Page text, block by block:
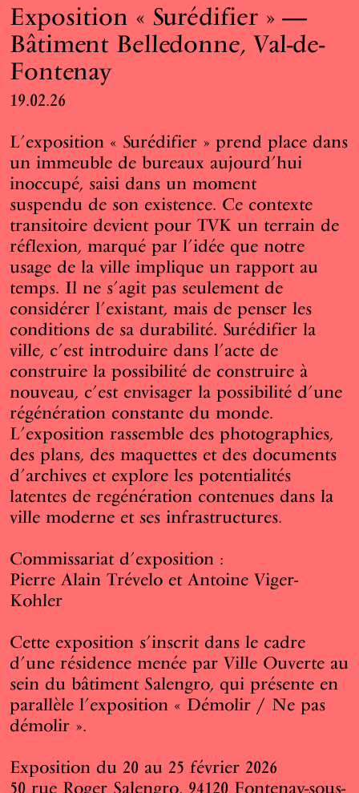
Exposition « Surédifier » —
Bâtiment Belledonne, Val-de-
Fontenay
19.02.26
L’exposition « Surédifier » prend place dans
un immeuble de bureaux aujourd’hui
inoccupé, saisi dans un moment
suspendu de son existence. Ce contexte
transitoire devient pour TVK un terrain de
réflexion, marqué par l’idée que notre
usage de la ville implique un rapport au
temps. Il ne s’agit pas seulement de
considérer l’existant, mais de penser les
conditions de sa durabilité. Surédifier la
ville, c’est introduire dans l’acte de
construire la possibilité de construire à
nouveau, c’est envisager la possibilité d’une
régénération constante du monde.
L’exposition rassemble des photographies,
des plans, des maquettes et des documents
d’archives et explore les potentialités
latentes de regénération contenues dans la
ville moderne et ses infrastructures.
Commissariat d’exposition :
Pierre Alain Trévelo et Antoine Viger-
Kohler
Cette exposition s’inscrit dans le cadre
d’une résidence menée par Ville Ouverte au
sein du bâtiment Salengro, qui présente en
parallèle l’exposition « Démolir / Ne pas
démolir ».
Exposition du 20 au 25 février 2026
50 rue Roger Salengro, 94120 Fontenay-sous-